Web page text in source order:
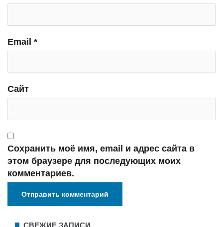
Email *
Сайт
Сохранить моё имя, email и адрес сайта в
этом браузере для последующих моих
комментариев.
СВЕЖИЕ ЗАПИСИ